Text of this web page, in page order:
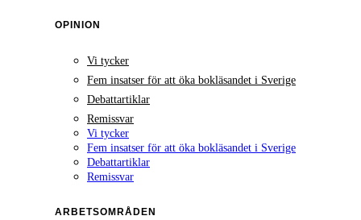
OPINION
Vi tycker
Fem insatser för att öka bokläsandet i Sverige
Debattartiklar
Remissvar
Vi tycker
Fem insatser för att öka bokläsandet i Sverige
Debattartiklar
Remissvar
ARBETSOMRÅDEN